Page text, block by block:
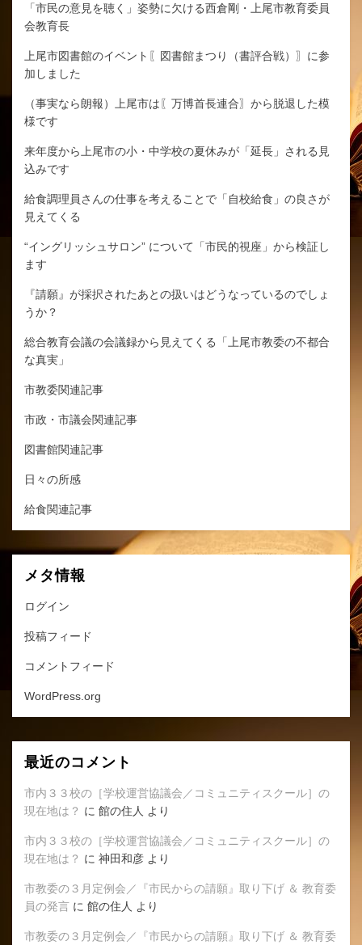
「市民の意見を聴く」姿勢に欠ける西倉剛・上尾市教育委員
会教育長
上尾市図書館のイベント〖図書館まつり（書評合戦）〗に参
加しました
（事実なら朗報）上尾市は〖万博首長連合〗から脱退した模
様です
来年度から上尾市の小・中学校の夏休みが「延長」される見
込みです
給食調理員さんの仕事を考えることで「自校給食」の良さが
見えてくる
“イングリッシュサロン” について「市民的視座」から検証し
ます
『請願』が採択されたあとの扱いはどうなっているのでしょ
うか？
総合教育会議の会議録から見えてくる「上尾市教委の不都合
な真実」
市教委関連記事
市政・市議会関連記事
図書館関連記事
日々の所感
給食関連記事
メタ情報
ログイン
投稿フィード
コメントフィード
WordPress.org
最近のコメント
市内３３校の［学校運営協議会／コミュニティスクール］の
現在地は？ に 館の住人 より
市内３３校の［学校運営協議会／コミュニティスクール］の
現在地は？ に 神田和彦 より
市教委の３月定例会／『市民からの請願』取り下げ ＆ 教育委
員の発言 に 館の住人 より
市教委の３月定例会／『市民からの請願』取り下げ ＆ 教育委